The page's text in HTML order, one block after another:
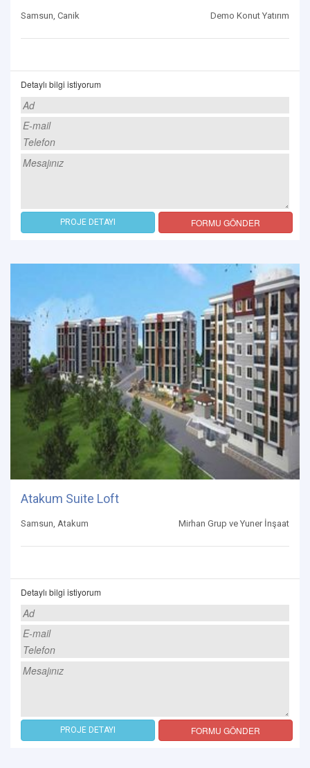
Samsun, Canik Demo Konut Yatırım
Detaylı bilgi istiyorum
PROJE DETAYI FORMU GÖNDER
Atakum Suite Loft
Samsun, Atakum Mirhan Grup ve Yuner İnşaat
Detaylı bilgi istiyorum
PROJE DETAYI FORMU GÖNDER